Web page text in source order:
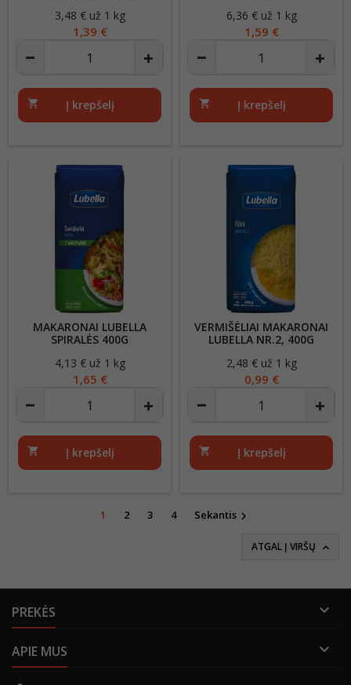
Kaina
3,48 € už 1 kg
1,39 €
shopping_cart Į krepšelį
Kaina
6,36 € už 1 kg
1,59 €
shopping_cart Į krepšelį
MAKARONAI LUBELLA
SPIRALĖS 400G
Kaina
4,13 € už 1 kg
1,65 €
shopping_cart Į krepšelį
VERMIŠĖLIAI MAKARONAI
LUBELLA NR.2, 400G
Kaina
2,48 € už 1 kg
0,99 €
shopping_cart Į krepšelį
1 2 3 4 Sekantis 
ATGAL Į VIRŠŲ 
PREKĖS 
APIE MUS 